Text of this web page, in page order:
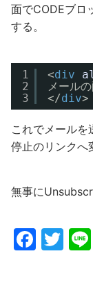
面でCODEブロ
する。
1
2
3
<div
メール
</div>
これでメール
停止のリンクへ
無事に
F
T